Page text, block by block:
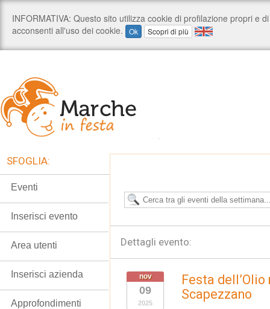
Dettagli evento:
nov
09
2025
Festa
Scapezzano
SFOGLIA:
Eventi
Inserisci evento
Area utenti
Inserisci azienda
Approfondimenti